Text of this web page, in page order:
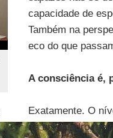
capacidade de
Também na
eco do que
A consciência é,
Exatamente. O
dá um quadro